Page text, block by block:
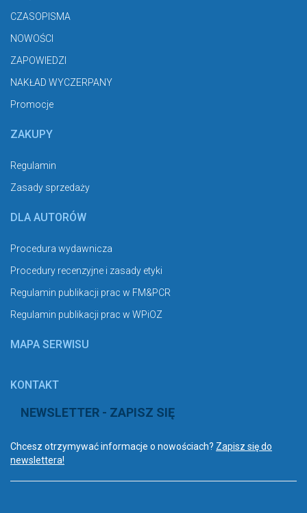
CZASOPISMA
NOWOŚCI
ZAPOWIEDZI
NAKŁAD WYCZERPANY
Promocje
ZAKUPY
Regulamin
Zasady sprzedaży
DLA AUTORÓW
Procedura wydawnicza
Procedury recenzyjne i zasady etyki
Regulamin publikacji prac w FM&PCR
Regulamin publikacji prac w WPiOZ
MAPA SERWISU
KONTAKT
NEWSLETTER - ZAPISZ SIĘ
Chcesz otrzymywać informacje o nowościach? Zapisz się do
newslettera!